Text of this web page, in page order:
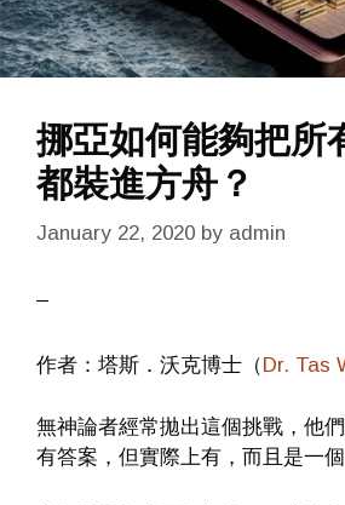
挪亞如何能夠把所
都裝進方舟？
January 22, 2020 by admin
作者：塔斯．沃克博士（ Dr. Tas
無神論者經常拋出這個挑戰，他
有答案，但實際上有，而且是一個